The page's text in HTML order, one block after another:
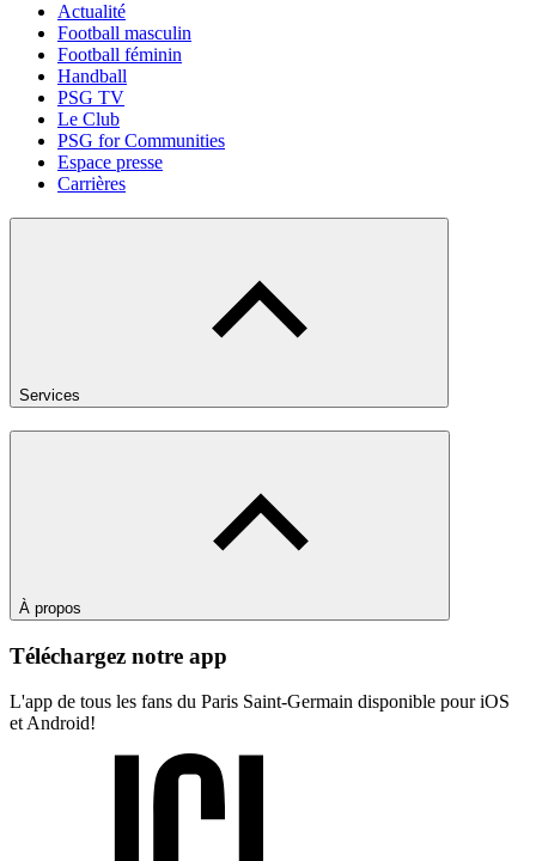
Actualité
Football masculin
Football féminin
Handball
PSG TV
Le Club
PSG for Communities
Espace presse
Carrières
Services
À propos
Téléchargez notre app
L'app de tous les fans du Paris Saint-Germain disponible pour iOS
et Android!